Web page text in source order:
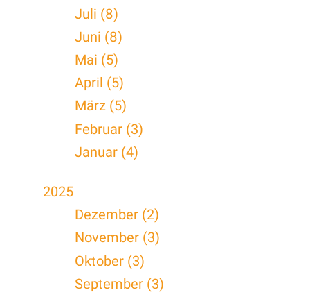
Juli (8)
Juni (8)
Mai (5)
April (5)
März (5)
Februar (3)
Januar (4)
2025
Dezember (2)
November (3)
Oktober (3)
September (3)